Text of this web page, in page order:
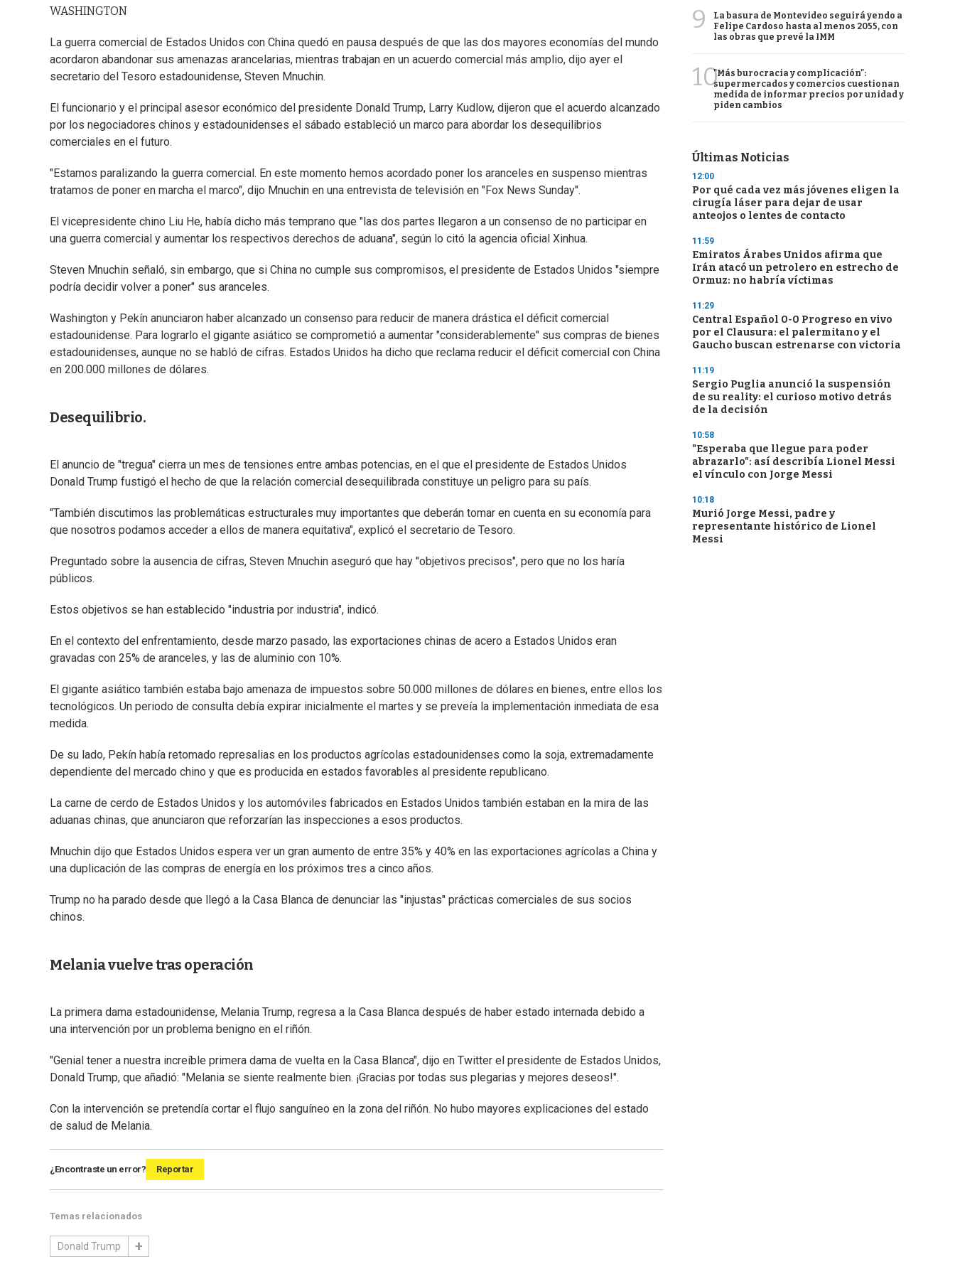
WASHINGTON
La guerra comercial de Estados Unidos con China quedó en pausa después de que las dos mayores economías del mundo
acordaron abandonar sus amenazas arancelarias, mientras trabajan en un acuerdo comercial más amplio, dijo ayer el
secretario del Tesoro estadounidense, Steven Mnuchin.
El funcionario y el principal asesor económico del presidente Donald Trump, Larry Kudlow, dijeron que el acuerdo alcanzado
por los negociadores chinos y estadounidenses el sábado estableció un marco para abordar los desequilibrios
comerciales en el futuro.
"Estamos paralizando la guerra comercial. En este momento hemos acordado poner los aranceles en suspenso mientras
tratamos de poner en marcha el marco", dijo Mnuchin en una entrevista de televisión en "Fox News Sunday".
El vicepresidente chino Liu He, había dicho más temprano que "las dos partes llegaron a un consenso de no participar en
una guerra comercial y aumentar los respectivos derechos de aduana", según lo citó la agencia oficial Xinhua.
Steven Mnuchin señaló, sin embargo, que si China no cumple sus compromisos, el presidente de Estados Unidos "siempre
podría decidir volver a poner" sus aranceles.
Washington y Pekín anunciaron haber alcanzado un consenso para reducir de manera drástica el déficit comercial
estadounidense. Para lograrlo el gigante asiático se comprometió a aumentar "considerablemente" sus compras de bienes
estadounidenses, aunque no se habló de cifras. Estados Unidos ha dicho que reclama reducir el déficit comercial con China
en 200.000 millones de dólares.
Desequilibrio.
El anuncio de "tregua" cierra un mes de tensiones entre ambas potencias, en el que el presidente de Estados Unidos
Donald Trump fustigó el hecho de que la relación comercial desequilibrada constituye un peligro para su país.
"También discutimos las problemáticas estructurales muy importantes que deberán tomar en cuenta en su economía para
que nosotros podamos acceder a ellos de manera equitativa", explicó el secretario de Tesoro.
Preguntado sobre la ausencia de cifras, Steven Mnuchin aseguró que hay "objetivos precisos", pero que no los haría
públicos.
Estos objetivos se han establecido "industria por industria", indicó.
En el contexto del enfrentamiento, desde marzo pasado, las exportaciones chinas de acero a Estados Unidos eran
gravadas con 25% de aranceles, y las de aluminio con 10%.
El gigante asiático también estaba bajo amenaza de impuestos sobre 50.000 millones de dólares en bienes, entre ellos los
tecnológicos. Un periodo de consulta debía expirar inicialmente el martes y se preveía la implementación inmediata de esa
medida.
De su lado, Pekín había retomado represalias en los productos agrícolas estadounidenses como la soja, extremadamente
dependiente del mercado chino y que es producida en estados favorables al presidente republicano.
La carne de cerdo de Estados Unidos y los automóviles fabricados en Estados Unidos también estaban en la mira de las
aduanas chinas, que anunciaron que reforzarían las inspecciones a esos productos.
Mnuchin dijo que Estados Unidos espera ver un gran aumento de entre 35% y 40% en las exportaciones agrícolas a China y
una duplicación de las compras de energía en los próximos tres a cinco años.
Trump no ha parado desde que llegó a la Casa Blanca de denunciar las "injustas" prácticas comerciales de sus socios
chinos.
Melania vuelve tras operación
La primera dama estadounidense, Melania Trump, regresa a la Casa Blanca después de haber estado internada debido a
una intervención por un problema benigno en el riñón.
"Genial tener a nuestra increíble primera dama de vuelta en la Casa Blanca", dijo en Twitter el presidente de Estados Unidos,
Donald Trump, que añadió: "Melania se siente realmente bien. ¡Gracias por todas sus plegarias y mejores deseos!".
Con la intervención se pretendía cortar el flujo sanguíneo en la zona del riñón. No hubo mayores explicaciones del estado
de salud de Melania.
¿Encontraste un error? Reportar
Temas relacionados
Donald Trump
9
La basura de Montevideo seguirá yendo a
Felipe Cardoso hasta al menos 2055, con
las obras que prevé la IMM
10"Más burocracia y complicación":
supermercados y comercios cuestionan
medida de informar precios por unidad y
piden cambios
Últimas Noticias
12:00
Por qué cada vez más jóvenes eligen la
cirugía láser para dejar de usar
anteojos o lentes de contacto
11:59
Emiratos Árabes Unidos afirma que
Irán atacó un petrolero en estrecho de
Ormuz: no habría víctimas
11:29
Central Español 0-0 Progreso en vivo
por el Clausura: el palermitano y el
Gaucho buscan estrenarse con victoria
11:19
Sergio Puglia anunció la suspensión
de su reality: el curioso motivo detrás
de la decisión
10:58
"Esperaba que llegue para poder
abrazarlo": así describía Lionel Messi
el vínculo con Jorge Messi
10:18
Murió Jorge Messi, padre y
representante histórico de Lionel
Messi